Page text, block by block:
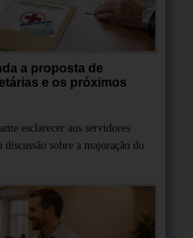
a proposta de
e os próximos
esclarecer aos servidores
sobre a majoração do